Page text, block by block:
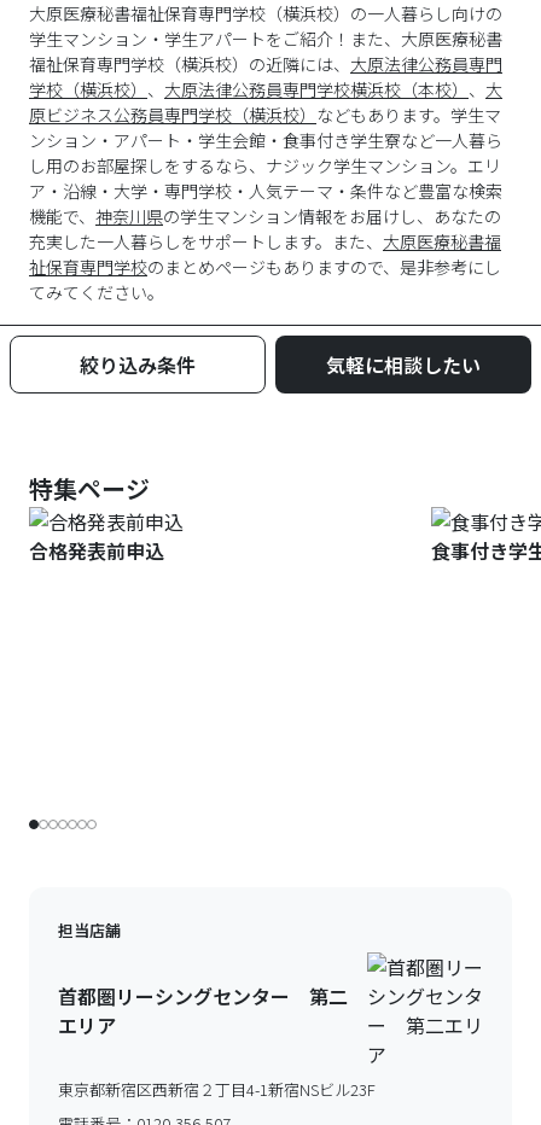
大原医療秘書福祉保育専門学校（横浜校）の一人暮らし向けの
学生マンション・学生アパートをご紹介！また、大原医療秘書
福祉保育専門学校（横浜校）の近隣には、 大原法律公務員専門
学校（横浜校） 、 大原法律公務員専門学校横浜校（本校） 、 大
原ビジネス公務員専門学校（横浜校） などもあります。学生マ
ンション・アパート・学生会館・食事付き学生寮など一人暮ら
し用のお部屋探しをするなら、ナジック学生マンション。エリ
ア・沿線・大学・専門学校・人気テーマ・条件など豊富な検索
機能で、 神奈川県の学生マンション情報をお届けし、あなたの
充実した一人暮らしをサポートします。また、 大原医療秘書福
祉保育専門学校のまとめページもありますので、是非参考にし
てみてください。
絞り込み条件 気軽に相談したい
特集ページ
合格発表前申込 食事付き学
担当店舗
首都圏リーシングセンター 第二
エリア
東京都新宿区西新宿２丁目4-1新宿NSビル23F